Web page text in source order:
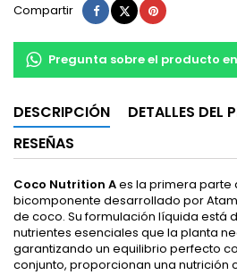
Compartir Compartir
TuitearPinterest
Pregunta sobre el producto
DESCRIPCIÓN
DETALLES DEL
RESEÑAS
Coco Nutrition Aes la primera parte
bicomponente desarrollado por
de coco. Su formulación líquida está
nutrientes esenciales que la planta
garantizando un equilibrio perfecto
conjunto, proporcionan una nutrición